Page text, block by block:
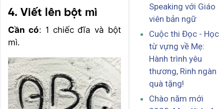
4. Viết lên bột mì
Cần có: 1 chiếc đĩa và bột
mì.
Speaking với Giáo
viên bản ngữ
Cuộc thi Đọc - Học
từ vựng về Mẹ:
Hành trình yêu
thương, Rinh ngàn
quà tặng!
Chào năm mới